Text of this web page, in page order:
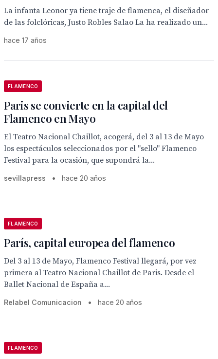
La infanta Leonor ya tiene traje de flamenca, el diseñador
de las folclóricas, Justo Robles Salao La ha realizado un...
hace 17 años
FLAMENCO
Paris se convierte en la capital del
Flamenco en Mayo
El Teatro Nacional Chaillot, acogerá, del 3 al 13 de Mayo
los espectáculos seleccionados por el "sello" Flamenco
Festival para la ocasión, que supondrá la...
sevillapress • hace 20 años
FLAMENCO
París, capital europea del flamenco
Del 3 al 13 de Mayo, Flamenco Festival llegará, por vez
primera al Teatro Nacional Chaillot de Paris. Desde el
Ballet Nacional de España a...
Relabel Comunicacion • hace 20 años
FLAMENCO